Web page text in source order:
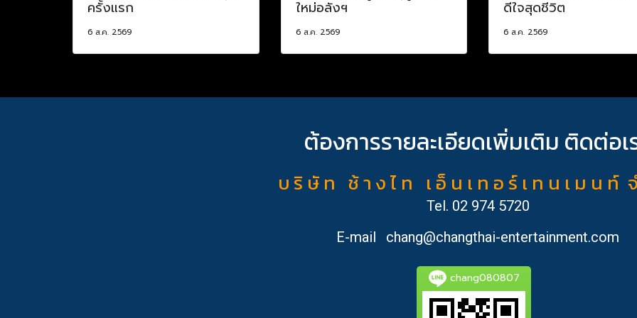
ครั้งแรก
6 ส.ค. 2569
ใหม่อลังฯ
6 ส.ค. 2569
ดีใจสุดชีวิต
6 ส.ค. 2569
ต้องการรายละเอียดเพิ่มเติม ติดต่อเ
บ ริ ษั ท ช้ า ง ไ ท เ อ็ น เ ท อ ร์ เ ท น เ ม น ท์
Tel. 02 974 5720
E-mail
chang@changthai-entertainment.com
chang080807